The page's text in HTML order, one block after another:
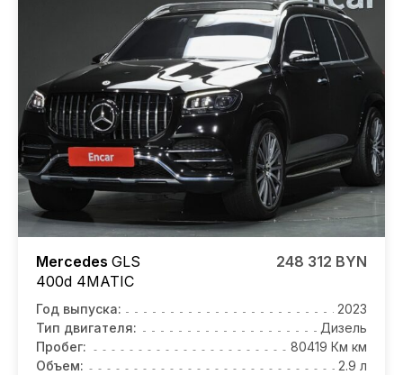
Mercedes GLS
400d 4MATIC
248 312 BYN
Год выпуска:
2023
Тип двигателя:
Дизель
Пробег:
80419 Км км
Объем:
2.9 л